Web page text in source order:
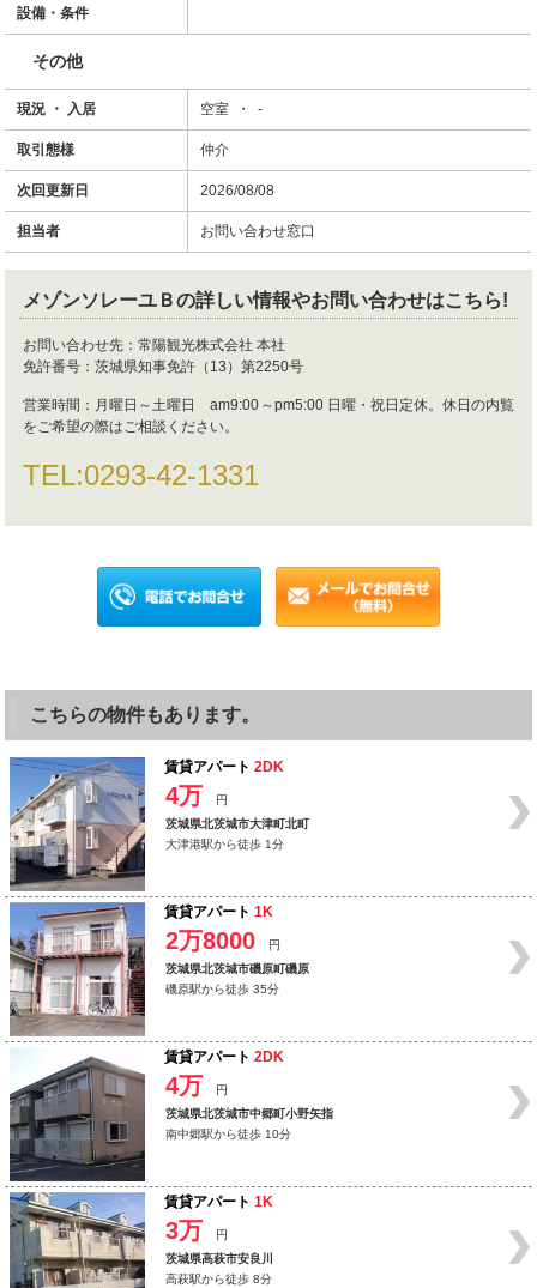
設備・条件
その他
現況 ・ 入居 空室 ・ -
取引態様 仲介
次回更新日 2026/08/08
担当者 お問い合わせ窓口
メゾンソレーユＢの詳しい情報やお問い合わせはこちら!
お問い合わせ先： 常陽観光株式会社 本社
免許番号： 茨城県知事免許（13）第2250号
営業時間： 月曜日～土曜日 am9:00～pm5:00 日曜・祝日定休。休日の内覧
をご希望の際はご相談ください。
TEL:0293-42-1331
こちらの物件もあります。
賃貸アパート 2DK
4万
円
茨城県北茨城市大津町北町
大津港駅から徒歩 1分
賃貸アパート 1K
2万8000
円
茨城県北茨城市磯原町磯原
磯原駅から徒歩 35分
賃貸アパート 2DK
4万
円
茨城県北茨城市中郷町小野矢指
南中郷駅から徒歩 10分
賃貸アパート 1K
3万
円
茨城県高萩市安良川
高萩駅から徒歩 8分